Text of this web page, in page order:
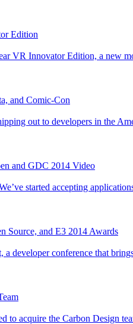
Edition
VR Innovator Edition, a new
and Comic-Con
out to developers in the
and GDC 2014 Video
started accepting
Source, and E3 2014 Awards
developer conference that
to acquire the Carbon Design